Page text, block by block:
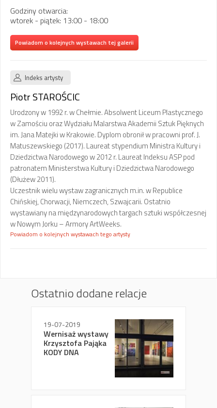
Godziny otwarcia:
wtorek - piątek: 13:00 - 18:00
Powiadom o kolejnych wystawach tej galerii
Indeks artysty
Piotr STAROŚCIC
Urodzony w 1992 r. w Chełmie. Absolwent Liceum Plastycznego
w Zamościu oraz Wydziału Malarstwa Akademii Sztuk Pięknych
im. Jana Matejki w Krakowie. Dyplom obronił w pracowni prof. J.
Matuszewskiego (2017). Laureat stypendium Ministra Kultury i
Dziedzictwa Narodowego w 2012 r. Laureat Indeksu ASP pod
patronatem Ministerstwa Kultury i Dziedzictwa Narodowego
(Dłużew 2011).
Uczestnik wielu wystaw zagranicznych m.in. w Republice
Chińskiej, Chorwacji, Niemczech, Szwajcarii. Ostatnio
wystawiany na międzynarodowych targach sztuki współczesnej
w Nowym Jorku – Armory ArtWeeks.
Powiadom o kolejnych wystawach tego artysty
Ostatnio dodane relacje
19-07-2019
Wernisaż wystawy
Krzysztofa Pająka
KODY DNA